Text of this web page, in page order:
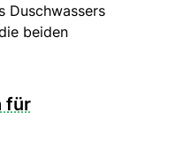
Duschwassers
beiden
für